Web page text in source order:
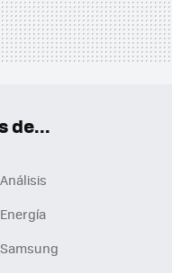
de...
Análisis
Energía
Samsung